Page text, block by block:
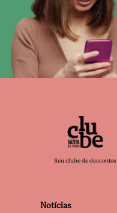
Seu clube de descontos
Notícias